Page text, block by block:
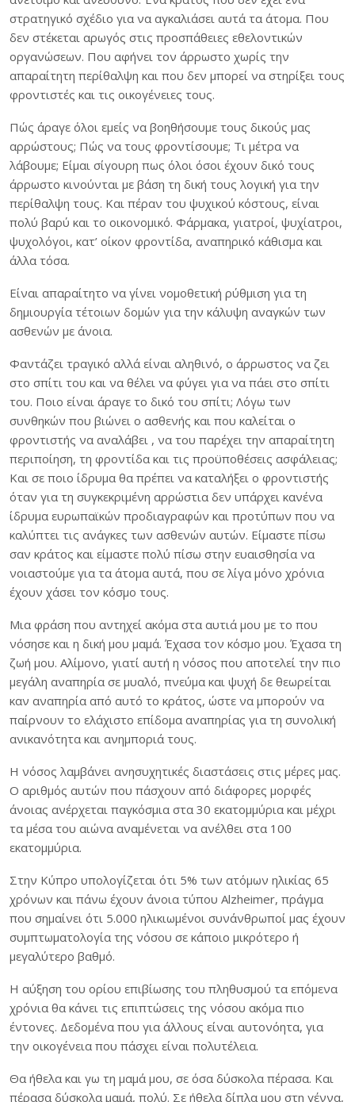
στρατηγικό σχέδιο για να αγκαλιάσει αυτά τα άτομα. Που
δεν στέκεται αρωγός στις προσπάθειες εθελοντικών
οργανώσεων. Που αφήνει τον άρρωστο χωρίς την
απαραίτητη περίθαλψη και που δεν μπορεί να στηρίξει τους
φροντιστές και τις οικογένειες τους.
Πώς άραγε όλοι εμείς να βοηθήσουμε τους δικούς μας
αρρώστους; Πώς να τους φροντίσουμε; Τι μέτρα να
λάβουμε; Είμαι σίγουρη πως όλοι όσοι έχουν δικό τους
άρρωστο κινούνται με βάση τη δική τους λογική για την
περίθαλψη τους. Και πέραν του ψυχικού κόστους, είναι
πολύ βαρύ και το οικονομικό. Φάρμακα, γιατροί, ψυχίατροι,
ψυχολόγοι, κατ’ οίκον φροντίδα, αναπηρικό κάθισμα και
άλλα τόσα.
Είναι απαραίτητο να γίνει νομοθετική ρύθμιση για τη
δημιουργία τέτοιων δομών για την κάλυψη αναγκών των
ασθενών με άνοια.
Φαντάζει τραγικό αλλά είναι αληθινό, ο άρρωστος να ζει
στο σπίτι του και να θέλει να φύγει για να πάει στο σπίτι
του. Ποιο είναι άραγε το δικό του σπίτι; Λόγω των
συνθηκών που βιώνει ο ασθενής και που καλείται ο
φροντιστής να αναλάβει , να του παρέχει την απαραίτητη
περιποίηση, τη φροντίδα και τις προϋποθέσεις ασφάλειας;
Και σε ποιο ίδρυμα θα πρέπει να καταλήξει ο φροντιστής
όταν για τη συγκεκριμένη αρρώστια δεν υπάρχει κανένα
ίδρυμα ευρωπαϊκών προδιαγραφών και προτύπων που να
καλύπτει τις ανάγκες των ασθενών αυτών. Είμαστε πίσω
σαν κράτος και είμαστε πολύ πίσω στην ευαισθησία να
νοιαστούμε για τα άτομα αυτά, που σε λίγα μόνο χρόνια
έχουν χάσει τον κόσμο τους.
Mια φράση που αντηχεί ακόμα στα αυτιά μου με το που
νόσησε και η δική μου μαμά. Έχασα τον κόσμο μου. Έχασα τη
ζωή μου. Αλίμονο, γιατί αυτή η νόσος που αποτελεί την πιο
μεγάλη αναπηρία σε μυαλό, πνεύμα και ψυχή δε θεωρείται
καν αναπηρία από αυτό το κράτος, ώστε να μπορούν να
παίρνουν το ελάχιστο επίδομα αναπηρίας για τη συνολική
ανικανότητα και ανημποριά τους.
Η νόσος λαμβάνει ανησυχητικές διαστάσεις στις μέρες μας.
Ο αριθμός αυτών που πάσχουν από διάφορες μορφές
άνοιας ανέρχεται παγκόσμια στα 30 εκατομμύρια και μέχρι
τα μέσα του αιώνα αναμένεται να ανέλθει στα 100
εκατομμύρια.
Στην Κύπρο υπολογίζεται ότι 5% των ατόμων ηλικίας 65
χρόνων και πάνω έχουν άνοια τύπου Alzheimer, πράγμα
που σημαίνει ότι 5.000 ηλικιωμένοι συνάνθρωποί μας έχουν
συμπτωματολογία της νόσου σε κάποιο μικρότερο ή
μεγαλύτερο βαθμό.
Η αύξηση του ορίου επιβίωσης του πληθυσμού τα επόμενα
χρόνια θα κάνει τις επιπτώσεις της νόσου ακόμα πιο
έντονες. Δεδομένα που για άλλους είναι αυτονόητα, για
την οικογένεια που πάσχει είναι πολυτέλεια.
Θα ήθελα και γω τη μαμά μου, σε όσα δύσκολα πέρασα. Και
πέρασα δύσκολα μαμά, πολύ. Σε ήθελα δίπλα μου στη γέννα,